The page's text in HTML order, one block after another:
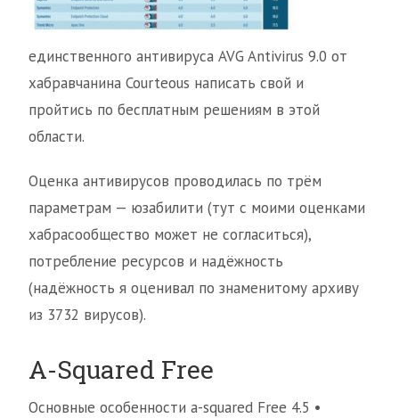
единственного антивируса AVG Antivirus 9.0 от
хабравчанина Courteous написать свой и
пройтись по бесплатным решениям в этой
области.
Оценка антивирусов проводилась по трём
параметрам — юзабилити (тут с моими оценками
хабрасообщество может не согласиться),
потребление ресурсов и надёжность
(надёжность я оценивал по знаменитому архиву
из 3732 вирусов).
A-Squared Free
Основные особенности a-squared Free 4.5 •